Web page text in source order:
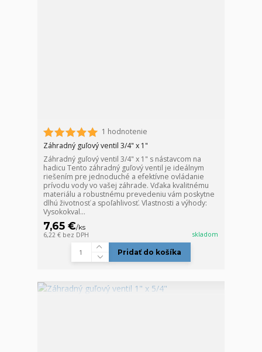
1 hodnotenie
Záhradný guľový ventil 3/4" x 1"
Záhradný guľový ventil 3/4" x 1" s nástavcom na
hadicu Tento záhradný guľový ventil je ideálnym
riešením pre jednoduché a efektívne ovládanie
prívodu vody vo vašej záhrade. Vďaka kvalitnému
materiálu a robustnému prevedeniu vám poskytne
dlhú životnosť a spoľahlivosť. Vlastnosti a výhody:
Vysokokval...
7,65 €/ks
6,22 € bez DPH skladom
Pridať do košíka